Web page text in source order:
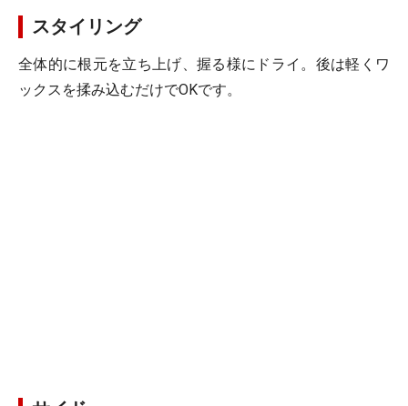
スタイリング
全体的に根元を立ち上げ、握る様にドライ。後は軽くワ
ックスを揉み込むだけでOKです。